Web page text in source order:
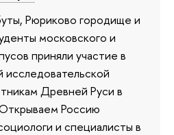
Рюриково городище и
московского и
приняли участие в
Древней Руси в
Россию
и специалисты в